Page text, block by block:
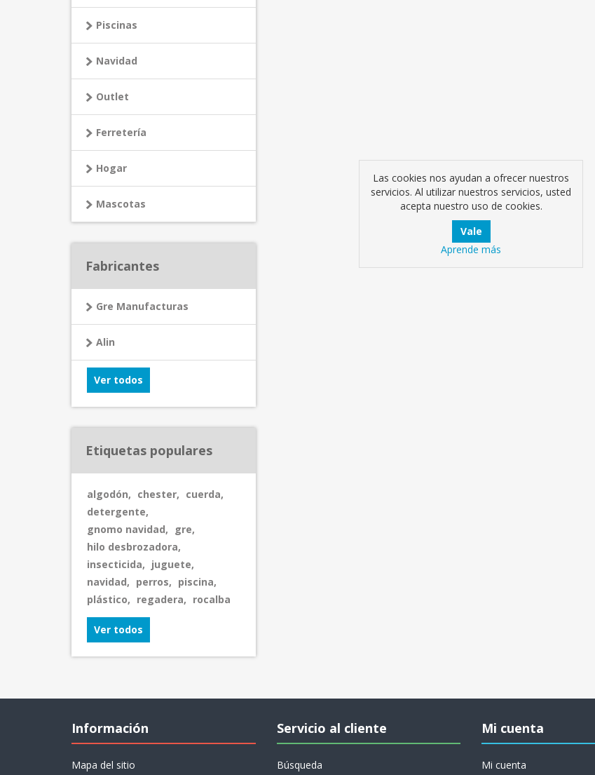
Piscinas
Navidad
Outlet
Ferretería
Hogar
Mascotas
Fabricantes
Gre Manufacturas
Alin
Ver todos
Etiquetas populares
algodón, chester, cuerda,
detergente,
gnomo navidad, gre,
hilo desbrozadora,
insecticida, juguete,
navidad, perros, piscina,
plástico, regadera, rocalba
Ver todos
Información
Mapa del sitio
Servicio al cliente
Búsqueda
Mi cuenta
Mi cuenta
Las cookies nos ayudan a ofrecer nuestros
servicios. Al utilizar nuestros servicios, usted
acepta nuestro uso de cookies.
Aprende más